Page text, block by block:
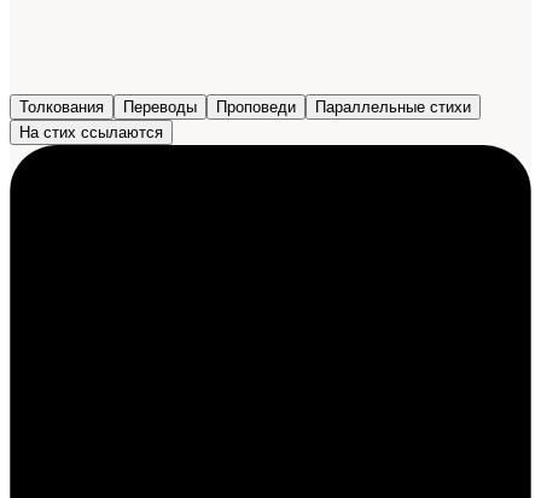
Толкования Переводы Проповеди
Параллельные стихи
На стих ссылаются